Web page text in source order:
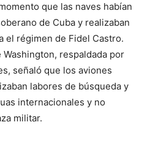
que las naves habían
de Cuba y realizaban
el régimen de Fidel Castro.
respaldada por
señaló que los aviones
labores de búsqueda y
internacionales y no
militar.